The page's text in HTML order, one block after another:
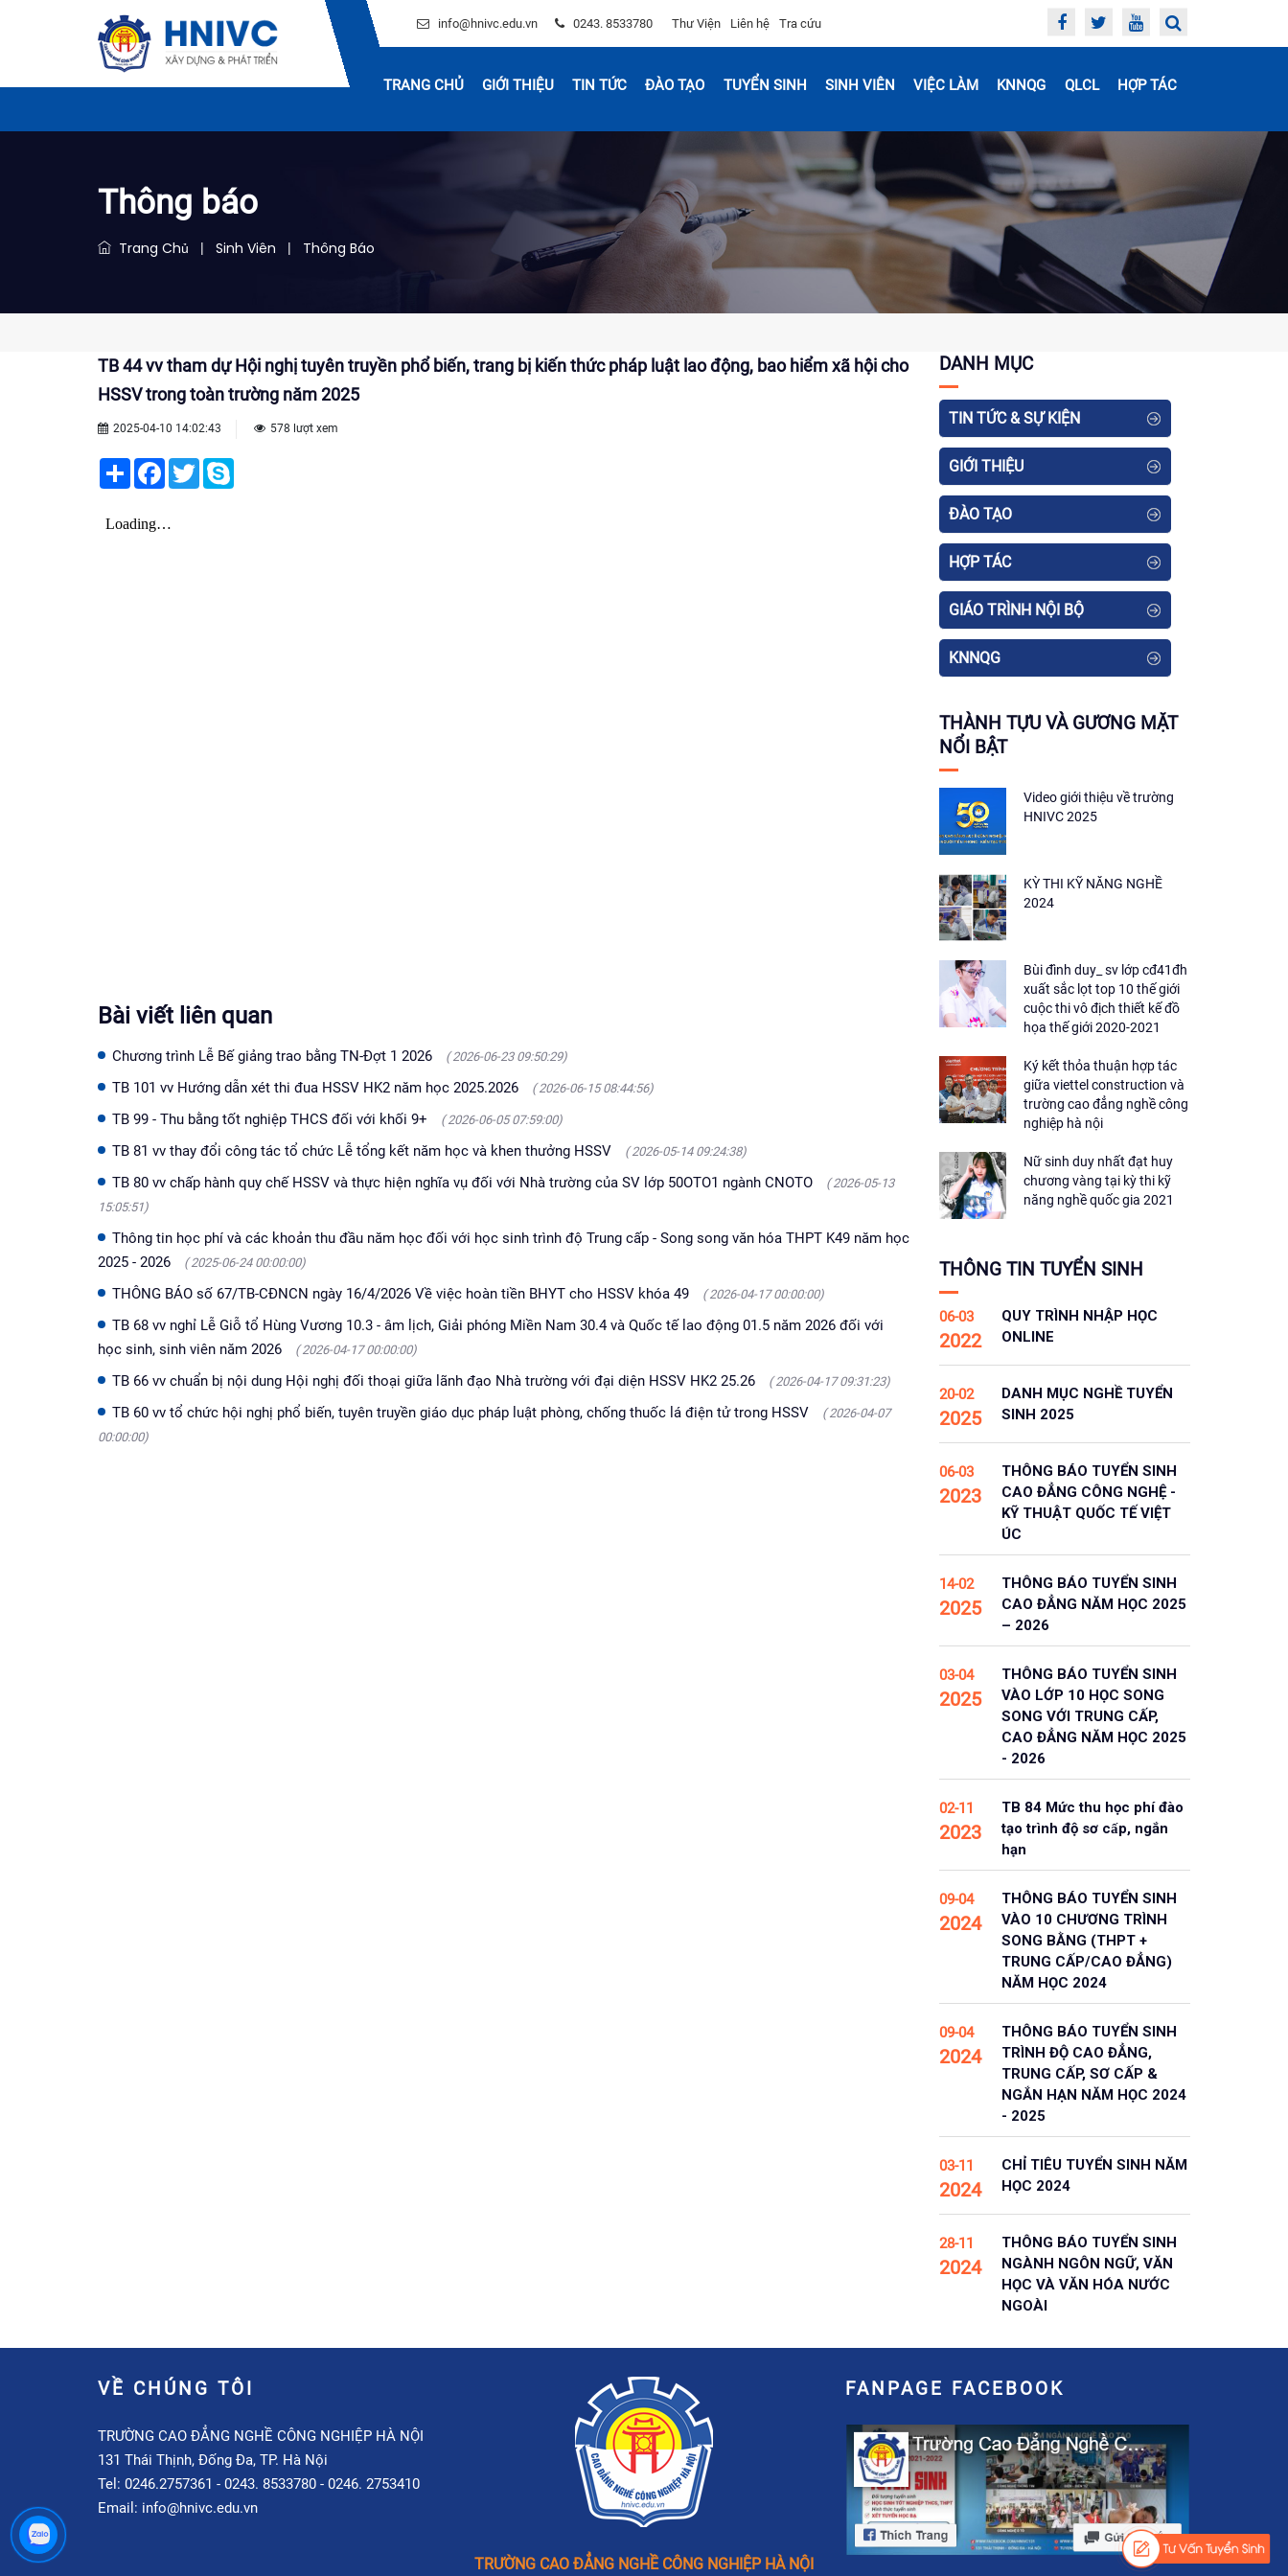
info@hnivc.edu.vn 0243. 8533780 Thư Viện Liên hệ Tra cứu
TRANG CHỦ GIỚI THIỆU TIN TỨC ĐÀO TẠO TUYỂN SINH SINH VIÊN VIỆC LÀM KNNQG QLCL HỢP TÁC
Thông báo
Trang Chủ | Sinh Viên | Thông Báo
TB 44 vv tham dự Hội nghị tuyên truyền phổ biến, trang bị kiến thức pháp luật lao động, bao hiểm xã hội cho
HSSV trong toàn trường năm 2025
2025-04-10 14:02:43 578 lượt xem
Share Facebook
Twitter
Bài viết liên quan
Chương trình Lễ Bế giảng trao bằng TN-Đợt 1 2026 ( 2026-06-23 09:50:29)
TB 101 vv Hướng dẫn xét thi đua HSSV HK2 năm học 2025.2026 ( 2026-06-15 08:44:56)
TB 99 - Thu bằng tốt nghiệp THCS đối với khối 9+ ( 2026-06-05 07:59:00)
TB 81 vv thay đổi công tác tổ chức Lễ tổng kết năm học và khen thưởng HSSV ( 2026-05-14 09:24:38)
TB 80 vv chấp hành quy chế HSSV và thực hiện nghĩa vụ đối với Nhà trường của SV lớp 50OTO1 ngành CNOTO
( 2026-05-13
15:05:51)
Thông tin học phí và các khoản thu đầu năm học đối với học sinh trình độ Trung cấp - Song song văn hóa THPT K49 năm học
2025 - 2026
( 2025-06-24 00:00:00)
THÔNG BÁO số 67/TB-CĐNCN ngày 16/4/2026 Về việc hoàn tiền BHYT cho HSSV khóa 49 ( 2026-04-17 00:00:00)
TB 68 vv nghỉ Lễ Giỗ tổ Hùng Vương 10.3 - âm lịch, Giải phóng Miền Nam 30.4 và Quốc tế lao động 01.5 năm 2026 đối với
học sinh, sinh viên năm 2026
( 2026-04-17 00:00:00)
TB 66 vv chuẩn bị nội dung Hội nghị đối thoại giữa lãnh đạo Nhà trường với đại diện HSSV HK2 25.26 ( 2026-04-17 09:31:23)
TB 60 vv tổ chức hội nghị phổ biến, tuyên truyền giáo dục pháp luật phòng, chống thuốc lá điện tử trong HSSV
( 2026-04-07
00:00:00)
DANH MỤC
TIN TỨC & SỰ KIỆN
GIỚI THIỆU
ĐÀO TẠO
HỢP TÁC
GIÁO TRÌNH NỘI BỘ
KNNQG
THÀNH TỰU VÀ GƯƠNG MẶT
NỔI BẬT
Video giới thiệu về trường
HNIVC 2025
KỲ THI KỸ NĂNG NGHỀ
2024
Bùi đình duy_ sv lớp cđ41đh
xuất sắc lọt top 10 thế giới
cuộc thi vô địch thiết kế đồ
họa thế giới 2020-2021
Ký kết thỏa thuận hợp tác
giữa viettel construction và
trường cao đẳng nghề công
nghiệp hà nội
Nữ sinh duy nhất đạt huy
chương vàng tại kỳ thi kỹ
năng nghề quốc gia 2021
THÔNG TIN TUYỂN SINH
06-03
2022
QUY TRÌNH NHẬP HỌC
ONLINE
20-02
2025
DANH MỤC NGHỀ TUYỂN
SINH 2025
06-03
2023
THÔNG BÁO TUYỂN SINH
CAO ĐẲNG CÔNG NGHỆ -
KỸ THUẬT QUỐC TẾ VIỆT
ÚC
14-02
2025
THÔNG BÁO TUYỂN SINH
CAO ĐẲNG NĂM HỌC 2025
– 2026
03-04
2025
THÔNG BÁO TUYỂN SINH
VÀO LỚP 10 HỌC SONG
SONG VỚI TRUNG CẤP,
CAO ĐẲNG NĂM HỌC 2025
- 2026
02-11
2023
TB 84 Mức thu học phí đào
tạo trình độ sơ cấp, ngắn
hạn
09-04
2024
THÔNG BÁO TUYỂN SINH
VÀO 10 CHƯƠNG TRÌNH
SONG BẰNG (THPT +
TRUNG CẤP/CAO ĐẲNG)
NĂM HỌC 2024
09-04
2024
THÔNG BÁO TUYỂN SINH
TRÌNH ĐỘ CAO ĐẲNG,
TRUNG CẤP, SƠ CẤP &
NGẮN HẠN NĂM HỌC 2024
- 2025
03-11
2024
CHỈ TIÊU TUYỂN SINH NĂM
HỌC 2024
28-11
2024
THÔNG BÁO TUYỂN SINH
NGÀNH NGÔN NGỮ, VĂN
HỌC VÀ VĂN HÓA NƯỚC
NGOÀI
VỀ CHÚNG TÔI
TRƯỜNG CAO ĐẲNG NGHỀ CÔNG NGHIỆP HÀ NỘI
131 Thái Thịnh, Đống Đa, TP. Hà Nội
Tel: 0246.2757361 - 0243. 8533780 - 0246. 2753410
Email: info@hnivc.edu.vn
TRƯỜNG CAO ĐẲNG NGHỀ CÔNG NGHIỆP HÀ NỘI
FANPAGE FACEBOOK